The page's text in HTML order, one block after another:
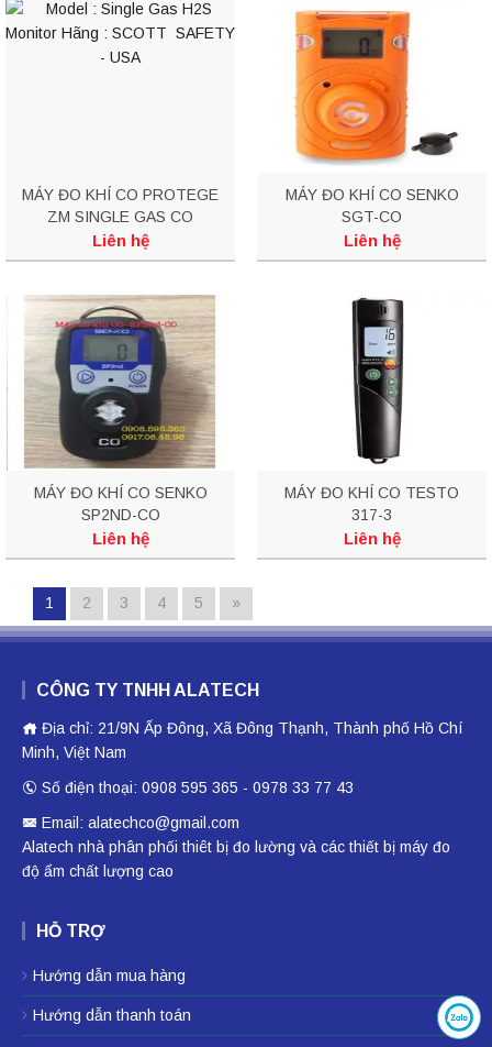
MÁY ĐO KHÍ CO PROTEGE
ZM SINGLE GAS CO
MONITOR
Liên hệ
MÁY ĐO KHÍ CO SENKO
SGT-CO
Liên hệ
MÁY ĐO KHÍ CO SENKO
SP2ND-CO
Liên hệ
MÁY ĐO KHÍ CO TESTO
317-3
Liên hệ
1 2 3 4 5 »
CÔNG TY TNHH ALATECH
Địa chỉ: 21/9N Ấp Đông, Xã Đông Thạnh, Thành phố Hồ Chí
Minh, Việt Nam
Số điện thoại: 0908 595 365 - 0978 33 77 43
Email: alatechco@gmail.com
Alatech nhà phân phối thiêt bị đo lường và các thiết bị máy đo
độ ẩm chất lượng cao
HỖ TRỢ
Hướng dẫn mua hàng
Hướng dẫn thanh toán